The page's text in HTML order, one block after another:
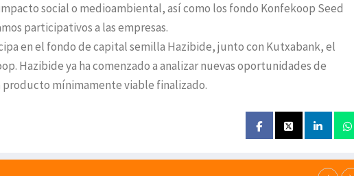
social o medioambiental, así como los fondo Konfekoop Seed
participativos a las empresas.
en el fondo de capital semilla Hazibide, junto con Kutxabank, el
Hazibide ya ha comenzado a analizar nuevas oportunidades de
mínimamente viable finalizado.